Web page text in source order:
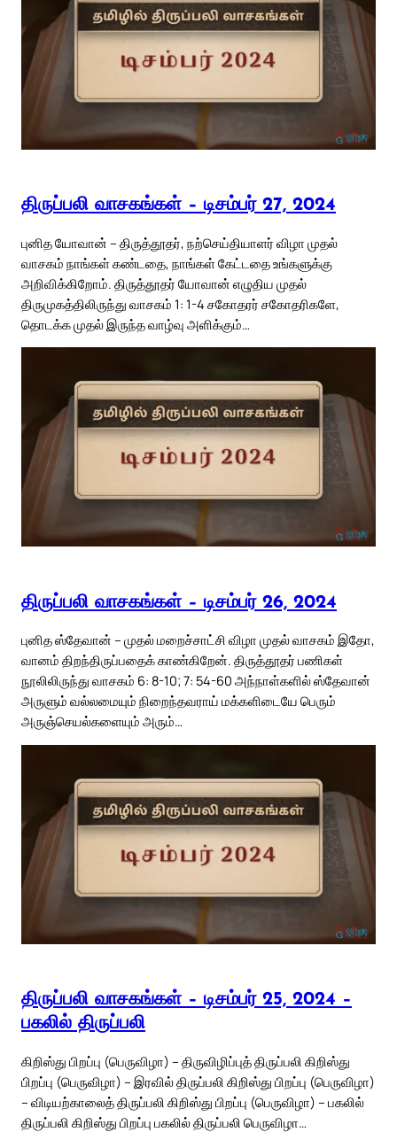
திருப்பலி வாசகங்கள் – டிசம்பர் 27, 2024
புனித யோவான் – திருத்தூதர், நற்செய்தியாளர் விழா முதல்
வாசகம் நாங்கள் கண்டதை, நாங்கள் கேட்டதை உங்களுக்கு
அறிவிக்கிறோம். திருத்தூதர் யோவான் எழுதிய முதல்
திருமுகத்திலிருந்து வாசகம் 1: 1-4 சகோதரர் சகோதரிகளே,
தொடக்க முதல் இருந்த வாழ்வு அளிக்கும்…
திருப்பலி வாசகங்கள் – டிசம்பர் 26, 2024
புனித ஸ்தேவான் – முதல் மறைச்சாட்சி விழா முதல் வாசகம் இதோ,
வானம் திறந்திருப்பதைக் காண்கிறேன். திருத்தூதர் பணிகள்
நூலிலிருந்து வாசகம் 6: 8-10; 7: 54-60 அந்நாள்களில் ஸ்தேவான்
அருளும் வல்லமையும் நிறைந்தவராய் மக்களிடையே பெரும்
அருஞ்செயல்களையும் அரும்…
திருப்பலி வாசகங்கள் – டிசம்பர் 25, 2024 –
பகலில் திருப்பலி
கிறிஸ்து பிறப்பு (பெருவிழா) – திருவிழிப்புத் திருப்பலி கிறிஸ்து
பிறப்பு (பெருவிழா) – இரவில் திருப்பலி கிறிஸ்து பிறப்பு (பெருவிழா)
– விடியற்காலைத் திருப்பலி கிறிஸ்து பிறப்பு (பெருவிழா) – பகலில்
திருப்பலி கிறிஸ்து பிறப்பு பகலில் திருப்பலி பெருவிழா…